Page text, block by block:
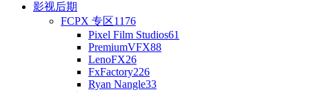
影视后期
FCPX 专区1176
Pixel Film Studios61
PremiumVFX88
LenoFX26
FxFactory226
Ryan Nangle33